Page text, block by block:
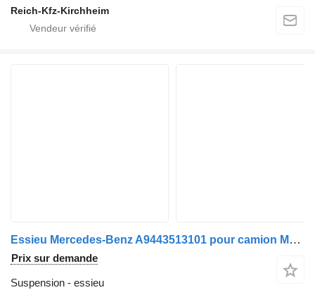
Reich-Kfz-Kirchheim
Essieu Mercedes-Benz A9443513101 pour camion Mercedes-Benz Actros Arocs
Prix sur demande
Suspension - essieu